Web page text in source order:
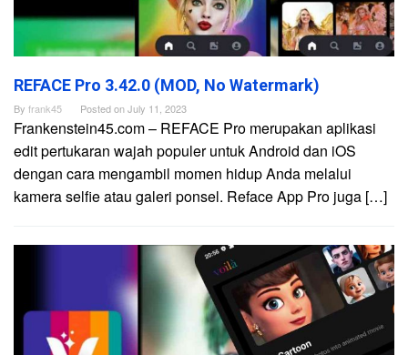
REFACE Pro 3.42.0 (MOD, No Watermark)
By frank45 Posted onJuly 11, 2023
Frankenstein45.com – REFACE Pro merupakan aplikasi
edit pertukaran wajah populer untuk Android dan iOS
dengan cara mengambil momen hidup Anda melalui
kamera selfie atau galeri ponsel. Reface App Pro juga […]